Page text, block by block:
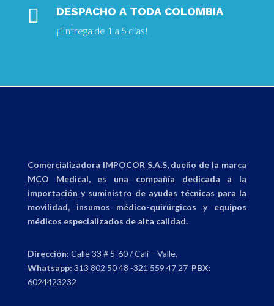
 DESPACHO A TODA COLOMBIA
¡Entrega de 1 a 5 días!
Comercializadora IMPOCOR S.A.S, dueño de la marca
MCO Medical, es una compañía dedicada a la
importación y suministro de ayudas técnicas para la
movilidad, insumos médico-quirúrgicos y equipos
médicos especializados de alta calidad.
Dirección: Calle 33 # 5-60 / Cali – Valle.
Whatsapp: 313 802 50 48 -321 559 47 27 PBX:
6024423232